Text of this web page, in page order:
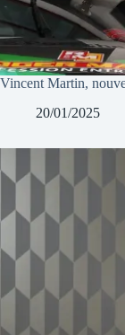
Vincent Martin,
20/01/2025